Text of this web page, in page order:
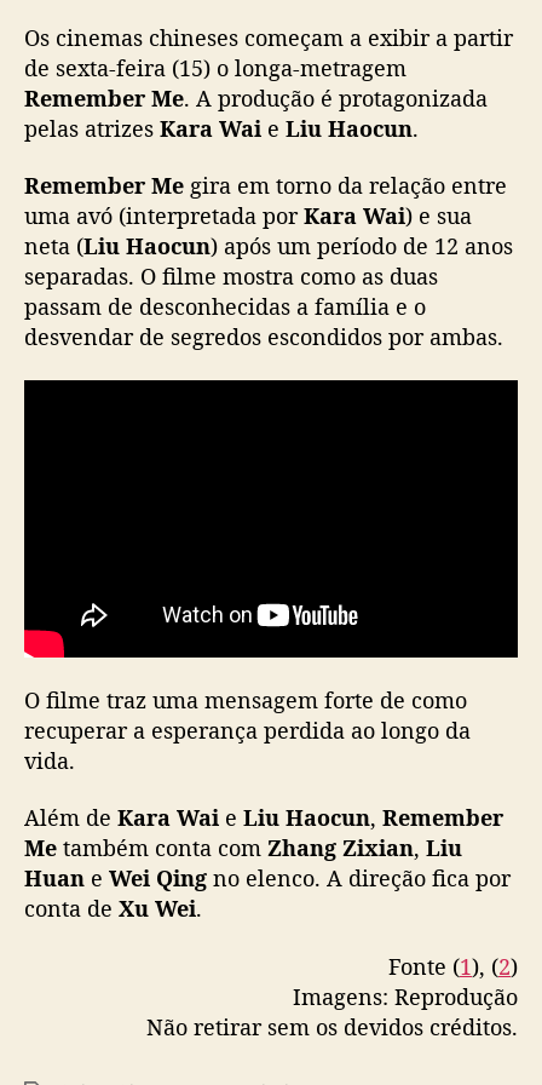
a
r
a
a
e
L
i
u
H
a
c
a
o
n
g
m
e
t
Os cinemas chineses começam a exibir a partir
de sexta-feira (15) o longa-metragem
Remember Me. A produção é protagonizada
pelas atrizes Kara Wai e Liu Haocun.
Remember Me gira em torno da relação entre
uma avó (interpretada porKara Wai) e sua
neta (Liu Haocun) após um período de 12 anos
separadas. O filme mostra como as duas
passam de desconhecidas a família e o
desvendar de segredos escondidos por ambas.
O filme traz uma mensagem forte de como
recuperar a esperança perdida ao longo da
vida.
Além de Kara Wai e Liu Haocun, Remember
Me também conta com Zhang Zixian, Liu
Huan e Wei Qing no elenco. A direção fica por
conta de Xu Wei.
Fonte (1), (2)
Imagens: Reprodução
Não retirar sem os devidos créditos.